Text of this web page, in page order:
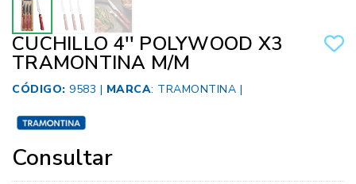
CUCHILLO 4'' POLYWOOD X3
TRAMONTINA M/M
CÓDIGO: 9583 | MARCA: TRAMONTINA |
Consultar